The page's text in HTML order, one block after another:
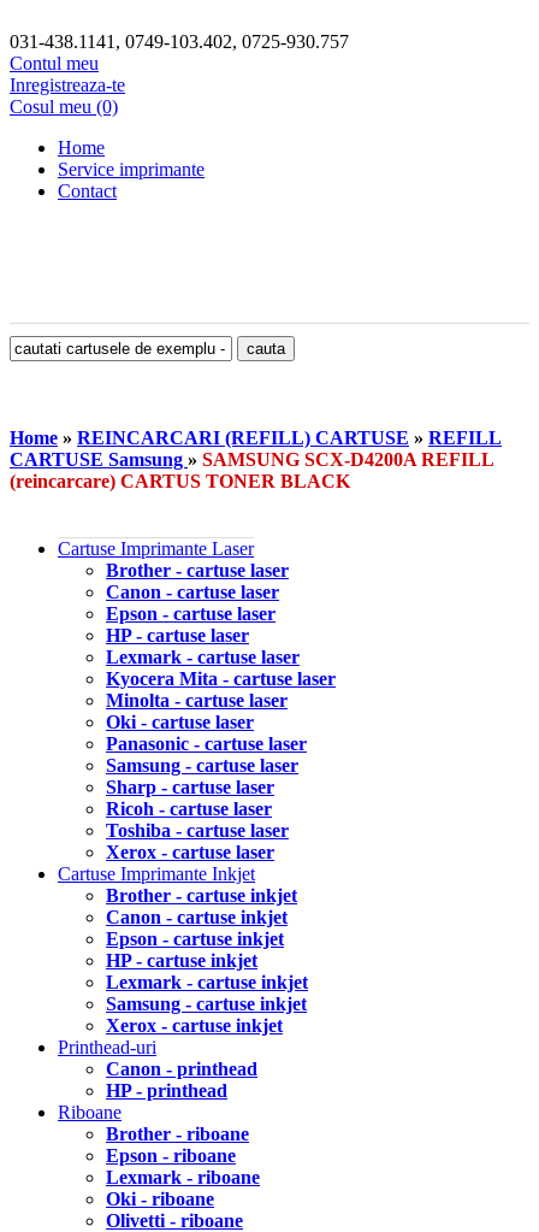
031-438.1141, 0749-103.402, 0725-930.757
Contul meu
Inregistreaza-te
Cosul meu (0)
Home
Service imprimante
Contact
Home » REINCARCARI (REFILL) CARTUSE » REFILL
CARTUSE Samsung » SAMSUNG SCX-D4200A REFILL
(reincarcare) CARTUS TONER BLACK
Cartuse Imprimante Laser
Brother - cartuse laser
Canon - cartuse laser
Epson - cartuse laser
HP - cartuse laser
Lexmark - cartuse laser
Kyocera Mita - cartuse laser
Minolta - cartuse laser
Oki - cartuse laser
Panasonic - cartuse laser
Samsung - cartuse laser
Sharp - cartuse laser
Ricoh - cartuse laser
Toshiba - cartuse laser
Xerox - cartuse laser
Cartuse Imprimante Inkjet
Brother - cartuse inkjet
Canon - cartuse inkjet
Epson - cartuse inkjet
HP - cartuse inkjet
Lexmark - cartuse inkjet
Samsung - cartuse inkjet
Xerox - cartuse inkjet
Printhead-uri
Canon - printhead
HP - printhead
Riboane
Brother - riboane
Epson - riboane
Lexmark - riboane
Oki - riboane
Olivetti - riboane